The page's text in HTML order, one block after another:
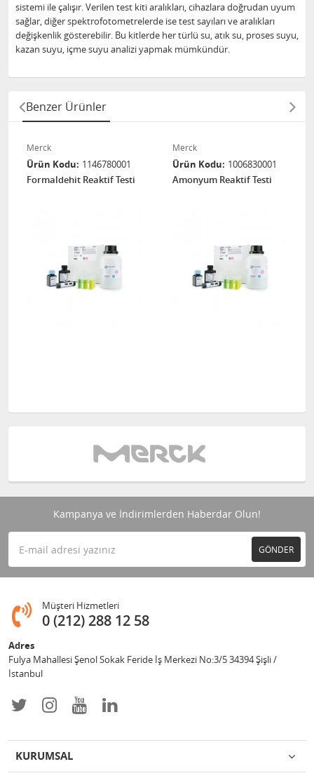
sistemi ile çalışır. Verilen test kiti aralıkları, cihazlara doğrudan uyum
sağlar, diğer spektrofotometrelerde ise test sayıları ve aralıkları
değişkenlik gösterebilir. Bu kitlerde her türlü su, atık su, proses suyu,
kazan suyu, içme suyu analizi yapmak mümkündür.
Benzer Ürünler
Merck
Ürün Kodu 1146780001
Formaldehit Reaktif Testi
Merck
Ürün Kodu 1006830001
Amonyum Reaktif Testi
Kampanya ve İndirimlerden Haberdar Olun!
GÖNDER
Müşteri Hizmetleri
0 (212) 288 12 58
Adres
Fulya Mahallesi Şenol Sokak Feride İş Merkezi No:3/5 34394 Şişli /
İstanbul
KURUMSAL